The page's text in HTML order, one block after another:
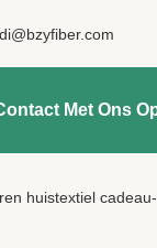
Met Ons
huistextiel